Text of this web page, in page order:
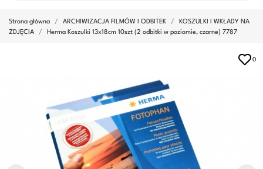
Strona główna ARCHIWIZACJA FILMÓW I ODBITEK
KOSZULKI I WKŁADY NA
ZDJĘCIA
Herma Koszulki 13x18cm 10szt (2 odbitki w poziomie, czarne) 7787
0